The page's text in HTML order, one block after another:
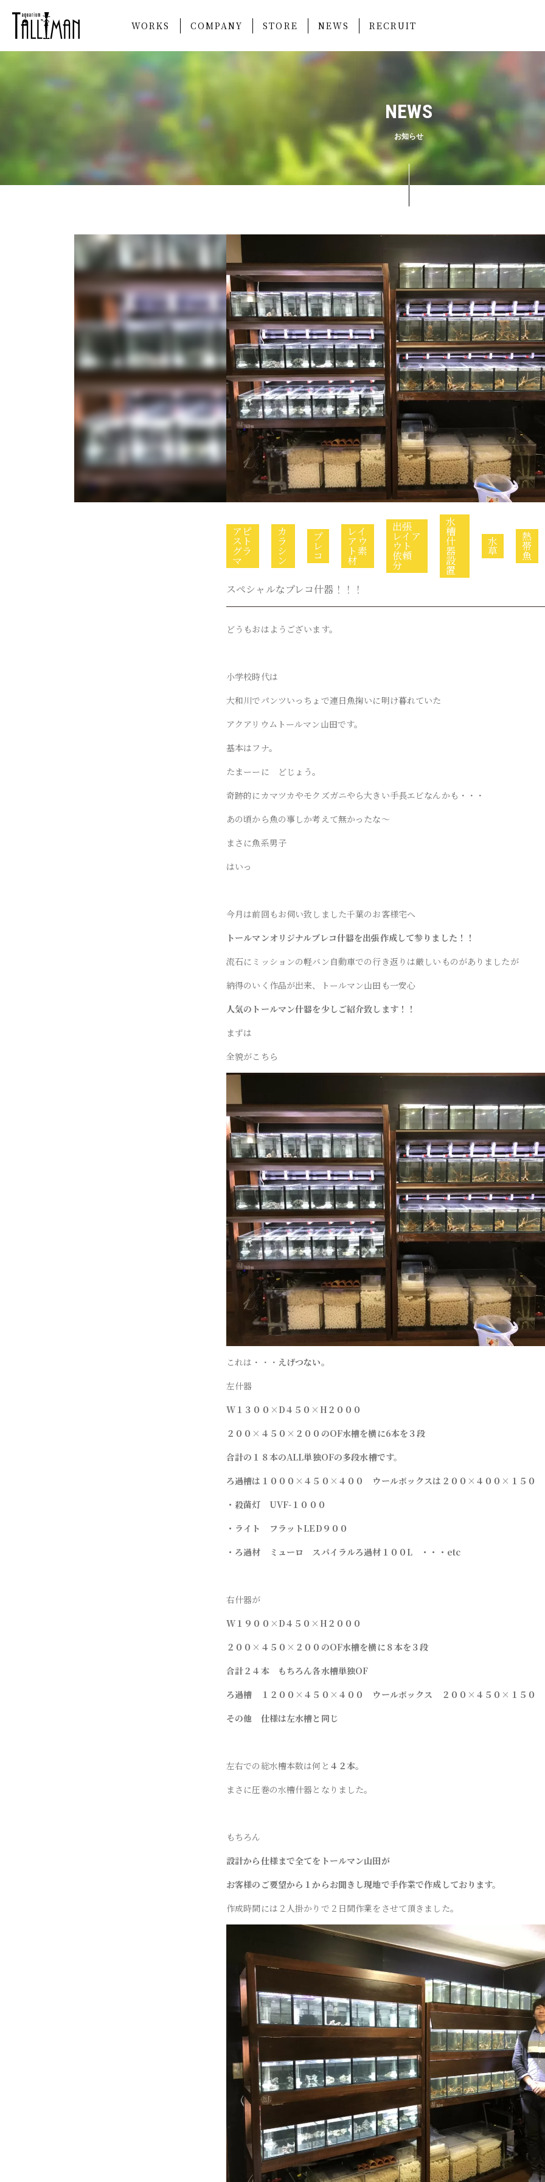
WORKS COMPANY STORE NEWS RECRUIT
NEWS
お知らせ
アピ
スト
グラ
マ
カ
ラ
シ
ン
プ
レ
コ
レイ
アウ
ト素
材
出張
レイア
ウト
依頼
分
水
槽
什
器
設
置
水
草
熱
帯
魚
スペシャルなプレコ什器！！！
どうもおはようございます。
小学校時代は
大和川でパンツいっちょで連日魚掬いに明け暮れていた
アクアリウムトールマン山田です。
基本はフナ。
たまーーに どじょう。
奇跡的にカマツカやモクズガニやら大きい手長エビなんかも・・・
あの頃から魚の事しか考えて無かったな～
まさに魚系男子
はいっ
今月は前回もお伺い致しました千葉のお客様宅へ
トールマンオリジナルプレコ什器を出張作成して参りました！！
流石にミッションの軽バン自動車での行き返りは厳しいものがありましたが
納得のいく作品が出来、トールマン山田も一安心
人気のトールマン什器を少しご紹介致します！！
まずは
全貌がこちら
これは・・・ えげつない。
左什器
W１３００×D４５０×H２０００
２００×４５０×２００のOF水槽を横に6本を３段
合計の１８本のALL単独OFの多段水槽です。
ろ過槽は１０００×４５０×４００ ウールボックスは２００×４００×１５０
・殺菌灯 UVF-１０００
・ライト フラットLED９００
・ろ過材 ミューロ スパイラルろ過材１００L ・・・etc
右什器が
W１９００×D４５０×H２０００
２００×４５０×２００のOF水槽を横に８本を３段
合計２４本 もちろん各水槽単独OF
ろ過槽 １２００×４５０×４００ ウールボックス ２００×４５０×１５０
その他 仕様は左水槽と同じ
左右での総水槽本数は何と ４２本。
まさに圧巻の水槽什器となりました。
もちろん
設計から仕様まで全てをトールマン山田が
お客様のご要望から１からお聞きし現地で手作業で作成しております。
作成時間には２人掛かりで２日間作業をさせて頂きました。